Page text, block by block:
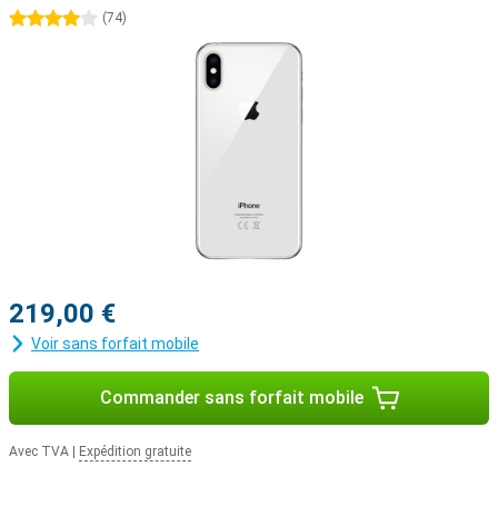
4 étoiles
(74)
219,00 €
Voir sans forfait mobile
Commander sans forfait mobile
Avec TVA Expédition gratuite